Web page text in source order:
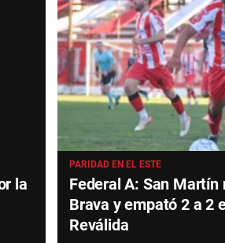
la
PARIDAD EN EL ESTE
Federal A: San Martín
Brava y empató 2 a 2
Reválida